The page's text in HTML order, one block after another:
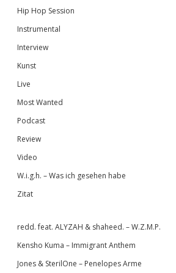
Hip Hop Session
Instrumental
Interview
Kunst
Live
Most Wanted
Podcast
Review
Video
W.i.g.h. – Was ich gesehen habe
Zitat
redd. feat. ALYZAH & shaheed. – W.Z.M.P.
Kensho Kuma – Immigrant Anthem
Jones & SterilOne – Penelopes Arme